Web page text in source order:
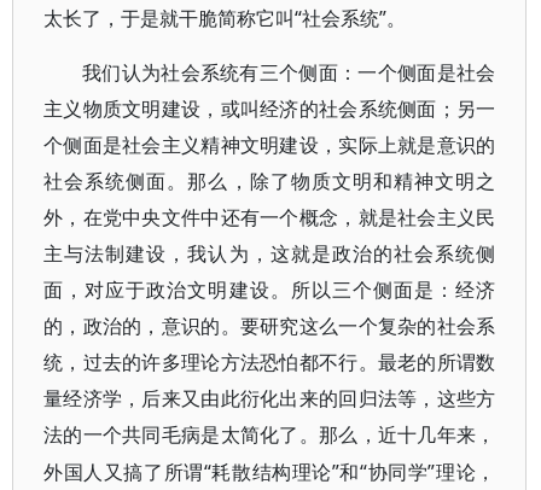
太长了，于是就干脆简称它叫“社会系统”。
我们认为社会系统有三个侧面：一个侧面是社会
主义物质文明建设，或叫经济的社会系统侧面；另一
个侧面是社会主义精神文明建设，实际上就是意识的
社会系统侧面。那么，除了物质文明和精神文明之
外，在党中央文件中还有一个概念，就是社会主义民
主与法制建设，我认为，这就是政治的社会系统侧
面，对应于政治文明建设。所以三个侧面是：经济
的，政治的，意识的。要研究这么一个复杂的社会系
统，过去的许多理论方法恐怕都不行。最老的所谓数
量经济学，后来又由此衍化出来的回归法等，这些方
法的一个共同毛病是太简化了。那么，近十几年来，
外国人又搞了所谓“耗散结构理论”和“协同学”理论，